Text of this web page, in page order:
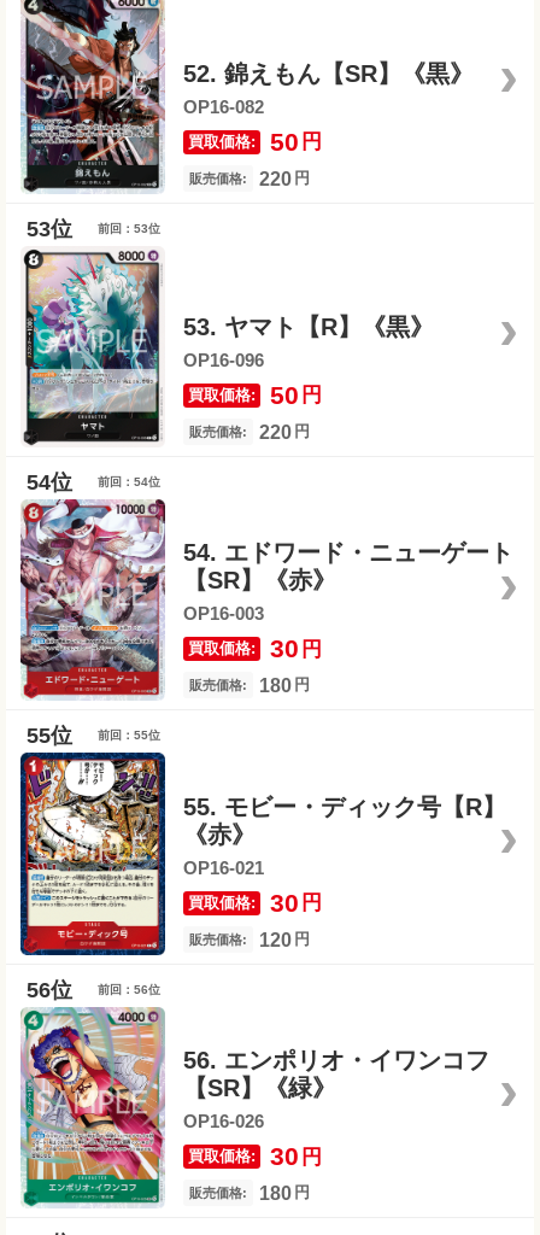
52. 錦えもん【SR】《黒》
OP16-082
買取価格: 50 円
販売価格: 220 円
前回：53位
53. ヤマト【R】《黒》
OP16-096
買取価格: 50 円
販売価格: 220 円
前回：54位
54. エドワード・ニューゲート
【SR】《赤》
OP16-003
買取価格: 30 円
販売価格: 180 円
前回：55位
55. モビー・ディック号【R】
《赤》
OP16-021
買取価格: 30 円
販売価格: 120 円
前回：56位
56. エンポリオ・イワンコフ
【SR】《緑》
OP16-026
買取価格: 30 円
販売価格: 180 円